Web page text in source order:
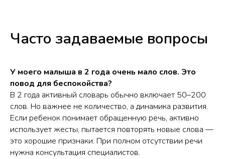
Часто задаваемые вопросы
У моего малыша в 2 года очень мало слов. Это
повод для беспокойства?
В 2 года активный словарь обычно включает 50–200
слов. Но важнее не количество, а динамика развития.
Если ребенок понимает обращенную речь, активно
использует жесты, пытается повторять новые слова —
это хорошие признаки. При полном отсутствии речи
нужна консультация специалистов.